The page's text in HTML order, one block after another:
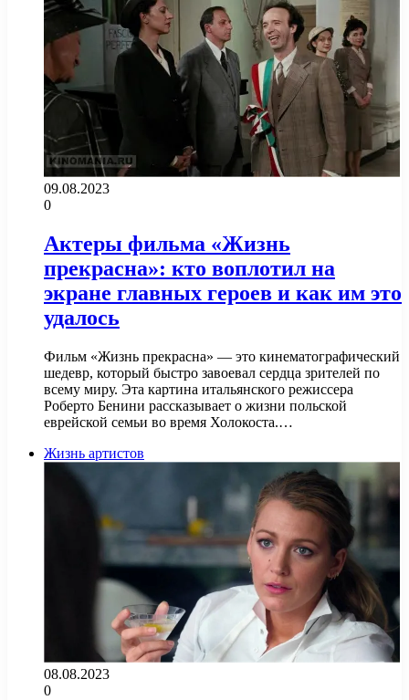
09.08.2023
0
Актеры фильма «Жизнь
прекрасна»: кто воплотил на
экране главных героев и как им это
удалось
Фильм «Жизнь прекрасна» — это кинематографический
шедевр, который быстро завоевал сердца зрителей по
всему миру. Эта картина итальянского режиссера
Роберто Бенини рассказывает о жизни польской
еврейской семьи во время Холокоста.…
Жизнь артистов
08.08.2023
0